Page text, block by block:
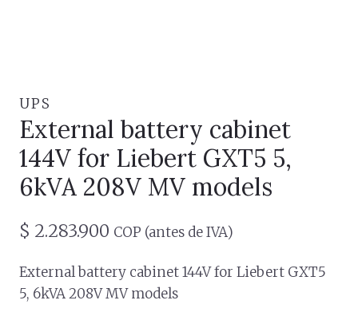
UPS
External battery cabinet
144V for Liebert GXT5 5,
6kVA 208V MV models
$ 2.283.900 COP (antes de IVA)
External battery cabinet 144V for Liebert GXT5
5, 6kVA 208V MV models